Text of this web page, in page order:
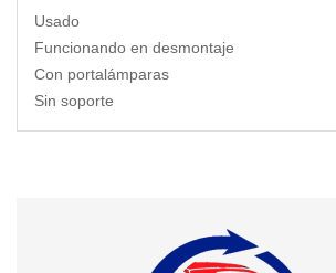
Usado
Funcionando en desmontaje
Con portalámparas
Sin soporte